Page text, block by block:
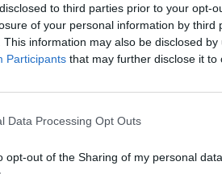
to third parties prior to your opt-
of your personal information by third
This information may also be disclosed
Participants that may further disclose it to
Data Processing Opt Outs
opt-out of the Sharing of my personal data.
στοCulturenow.gr